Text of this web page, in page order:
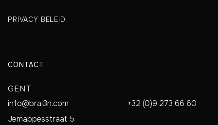
PRIVACY BELEID
CONTACT
GENT
info@brai3n.com
+32 (0)9 273 66 60
Jemappesstraat 5